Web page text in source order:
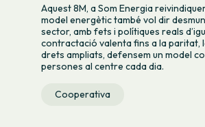
Aquest 8M, a Som Energia
model energètic també vol dir
sector, amb fets i polítiques reals
contractació valenta fins a la paritat,
drets ampliats, defensem un model
persones al centre cada dia.
Cooperativa